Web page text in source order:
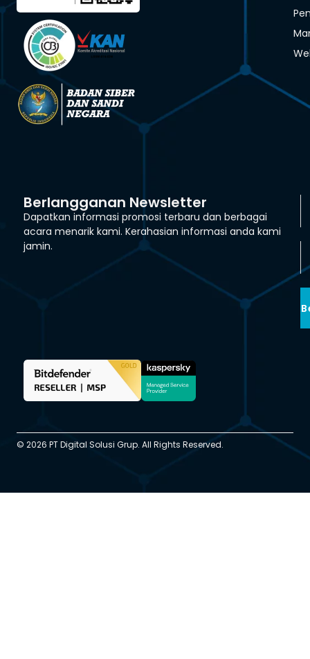
Berlangganan Newsletter
Dapatkan informasi promosi terbaru dan berbagai
acara menarik kami. Kerahasian informasi anda kami
jamin.
© 2026 PT Digital Solusi Grup. All Rights Reserved.